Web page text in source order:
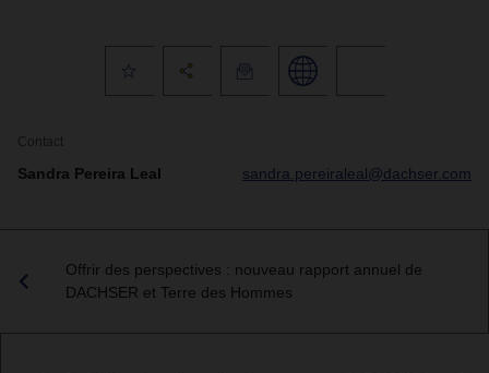
Contact
Sandra Pereira Leal sandra.pereiraleal@dachser.com
Offrir des perspectives : nouveau rapport annuel de
DACHSER et Terre des Hommes